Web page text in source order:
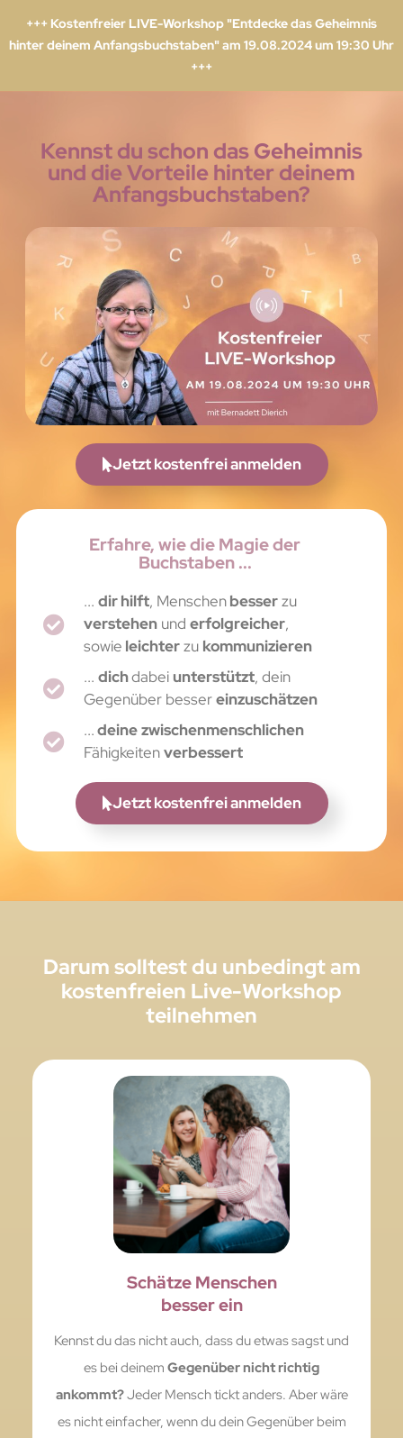
+++ Kostenfreier LIVE-Workshop "Entdecke das Geheimnis
hinter deinem Anfangsbuchstaben" am 19.08.2024 um 19:30 Uhr
+++
Kennst du schon das Geheimnis
und die Vorteile hinter deinem
Anfangsbuchstaben?
Jetzt kostenfrei anmelden
Erfahre, wie die Magie der
Buchstaben ...
... dir hilft, Menschenbesserzu
verstehenund erfolgreicher,
sowie leichterzu kommunizieren
... dichdabei unterstützt, dein
Gegenüber bessereinzuschätzen
...deinezwischenmenschlichen
Fähigkeitenverbessert
Jetzt kostenfrei anmelden
Darum solltest du unbedingt am
kostenfreien Live-Workshop
teilnehmen
Schätze Menschen
besser ein
Kennst du das nicht auch, dass du etwas sagst und
es bei deinem Gegenüber nicht richtig
ankommt?Jeder Mensch tickt anders. Aber wäre
es nicht einfacher, wenn du dein Gegenüber beim